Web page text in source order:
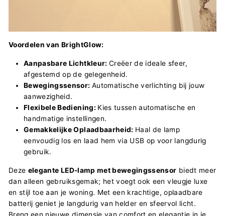
Voordelen van BrightGlow:
Aanpasbare Lichtkleur: Creëer de ideale sfeer,
afgestemd op de gelegenheid.
Bewegingssensor: Automatische verlichting bij jouw
aanwezigheid.
Flexibele Bediening: Kies tussen automatische en
handmatige instellingen.
Gemakkelijke Oplaadbaarheid: Haal de lamp
eenvoudig los en laad hem via USB op voor langdurig
gebruik.
Deze elegante LED-lamp met bewegingssensor biedt meer
dan alleen gebruiksgemak; het voegt ook een vleugje luxe
en stijl toe aan je woning. Met een krachtige, oplaadbare
batterij geniet je langdurig van helder en sfeervol licht.